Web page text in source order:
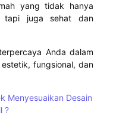
yang tidak hanya
tapi juga sehat dan
Anda dalam
fungsional, dan
Menyesuaikan Desain
?